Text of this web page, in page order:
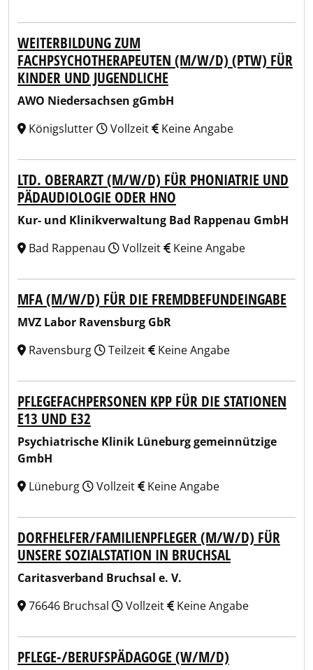
WEITERBILDUNG ZUM
FACHPSYCHOTHERAPEUTEN (M/W/D) (PTW) FÜR
KINDER UND JUGENDLICHE
AWO Niedersachsen gGmbH
Königslutter
Vollzeit Keine Angabe
LTD. OBERARZT (M/W/D) FÜR PHONIATRIE UND
PÄDAUDIOLOGIE ODER HNO
Kur- und Klinikverwaltung Bad Rappenau GmbH
Bad Rappenau
Vollzeit Keine Angabe
MFA (M/W/D) FÜR DIE FREMDBEFUNDEINGABE
MVZ Labor Ravensburg GbR
Ravensburg
Teilzeit Keine Angabe
PFLEGEFACHPERSONEN KPP FÜR DIE STATIONEN
E13 UND E32
Psychiatrische Klinik Lüneburg gemeinnützige
GmbH
Lüneburg
Vollzeit Keine Angabe
DORFHELFER/FAMILIENPFLEGER (M/W/D) FÜR
UNSERE SOZIALSTATION IN BRUCHSAL
Caritasverband Bruchsal e. V.
76646 Bruchsal
Vollzeit Keine Angabe
PFLEGE-/BERUFSPÄDAGOGE (W/M/D)